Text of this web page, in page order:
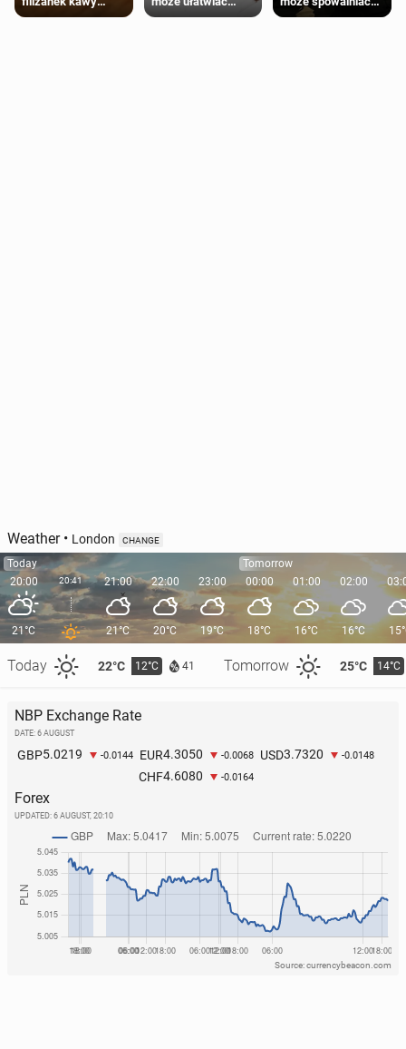
dziennie jest
trening siłowy
starzenie
Weather• London CHANGE
Today
20:00
21°C
Today 22°C 12°C 41 Tomorrow 25°C 14°C
20:41 21:00
21°C
22:00
20°C
23:00
19°C
Tomorrow
00:00
18°C
01:00
16°C
02:00
16°C
NBP Exchange Rate
DATE: 6 AUGUST
GBP5.0219 -0.0144 EUR4.3050 -0.0068 USD3.7320 -0.0148
CHF4.6080 -0.0164
Forex
UPDATED: 6 AUGUST, 20:10
Source: currencybeacon.com